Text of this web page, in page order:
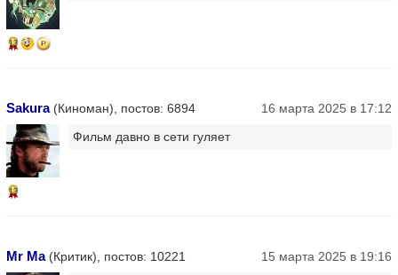
13
Sakura(Киноман), постов: 6894 16 марта 2025 в 17:12
13
Фильм давно в сети гуляет
Mr Ma(Критик), постов: 10221 15 марта 2025 в 19:16